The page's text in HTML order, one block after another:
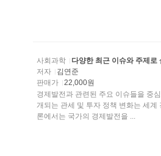
사회과학
다양한 최근 이슈와 주제로
저자
김연준
판매가
22,000원
경제발전과 관련된 주요 이슈들을 중
개되는 관세 및 투자 정책 변화는 세
론에서는 국가의 경제발전을 ...